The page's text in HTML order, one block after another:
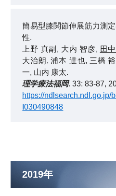
簡易型膝関節伸展筋力測
性.
上野 真副, 大内 智彦, 田
大治朗, 浦本 達也, 三橋
一, 山内 康太.
理学療法福岡. 33: 83-87,
https://ndlsearch.ndl.go.jp/
I030490848
2019年